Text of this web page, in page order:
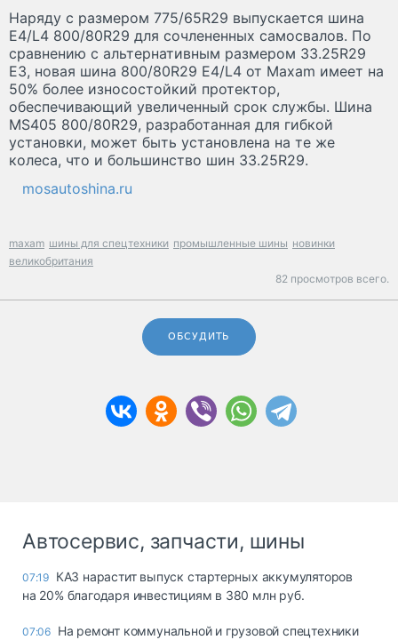
Наряду с размером 775/65R29 выпускается шина
E4/L4 800/80R29 для сочлененных самосвалов. По
сравнению с альтернативным размером 33.25R29
E3, новая шина 800/80R29 E4/L4 от Maxam имеет на
50% более износостойкий протектор,
обеспечивающий увеличенный срок службы. Шина
MS405 800/80R29, разработанная для гибкой
установки, может быть установлена на те же
колеса, что и большинство шин 33.25R29.
mosautoshina.ru
maxam шины для спецтехники промышленные шины новинки
великобритания
82 просмотров всего.
ОБСУДИТЬ
Автосервис, запчасти, шины
07:19 КАЗ нарастит выпуск стартерных аккумуляторов
на 20% благодаря инвестициям в 380 млн руб.
07:06 На ремонт коммунальной и грузовой спецтехники